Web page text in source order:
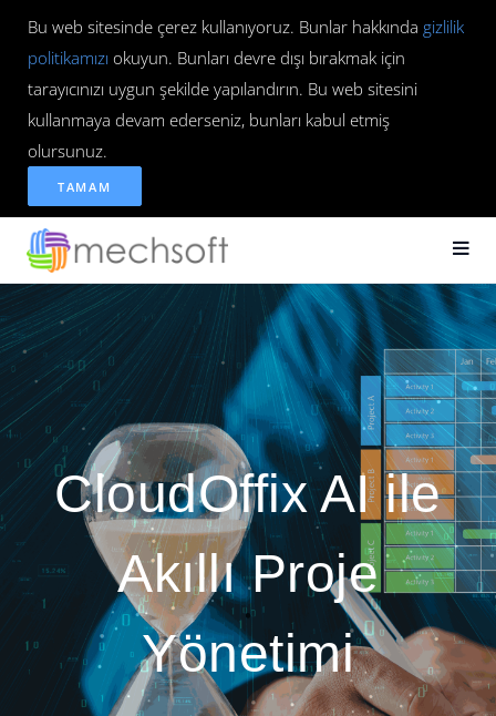
Bu web sitesinde çerez kullanıyoruz. Bunlar hakkında gizlilik
politikamızı okuyun. Bunları devre dışı bırakmak için
tarayıcınızı uygun şekilde yapılandırın. Bu web sitesini
kullanmaya devam ederseniz, bunları kabul etmiş
olursunuz.
TAMAM
CloudOffix AI ile
Akıllı Proje
Yönetimi